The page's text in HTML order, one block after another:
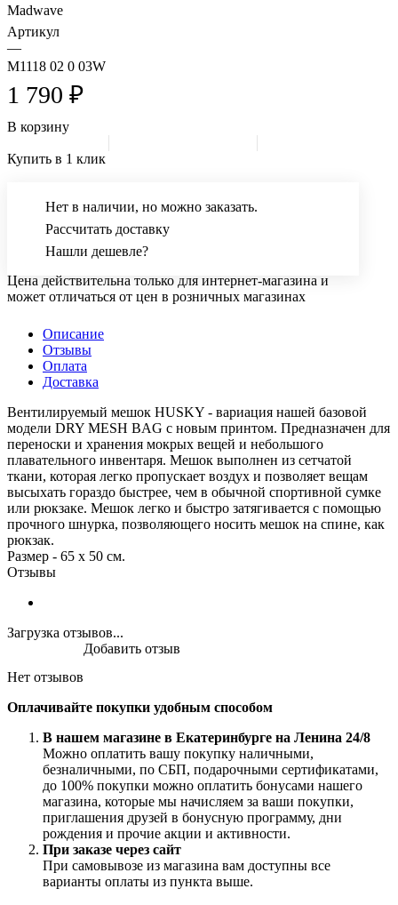
Madwave
Артикул
—
M1118 02 0 03W
1 790 ₽
В корзину
Купить в 1 клик
Нет в наличии, но можно заказать.
Рассчитать доставку
Нашли дешевле?
Цена действительна только для интернет-магазина и
может отличаться от цен в розничных магазинах
Описание
Отзывы
Оплата
Доставка
Вентилируемый мешок HUSKY - вариация нашей базовой
модели DRY MESH BAG с новым принтом. Предназначен для
переноски и хранения мокрых вещей и небольшого
плавательного инвентаря. Мешок выполнен из сетчатой
ткани, которая легко пропускает воздух и позволяет вещам
высыхать гораздо быстрее, чем в обычной спортивной сумке
или рюкзаке. Мешок легко и быстро затягивается с помощью
прочного шнурка, позволяющего носить мешок на спине, как
рюкзак.
Размер - 65 х 50 см.
Отзывы
Загрузка отзывов...
Нет отзывов
Добавить отзыв
Оплачивайте покупки удобным способом
В нашем магазине в Екатеринбурге на Ленина 24/8
Можно оплатить вашу покупку наличными,
безналичными, по СБП, подарочными сертификатами,
до 100% покупки можно оплатить бонусами нашего
магазина, которые мы начисляем за ваши покупки,
приглашения друзей в бонусную программу, дни
рождения и прочие акции и активности.
При заказе через сайт
При самовывозе из магазина вам доступны все
варианты оплаты из пункта выше.